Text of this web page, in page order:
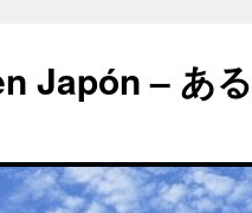
Japón – あ